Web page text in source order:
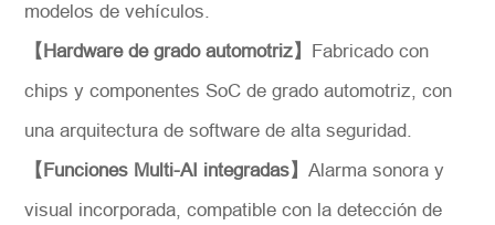
Introdúzcase*
modelos de vehículos.
【Hardware de grado automotriz】
Fabricado con
chips y componentes SoC de grado automotriz, con
una arquitectura de software de alta seguridad.
【Funciones Multi-AI integradas】Alarma sonora y
visual incorporada, compatible con la detección de